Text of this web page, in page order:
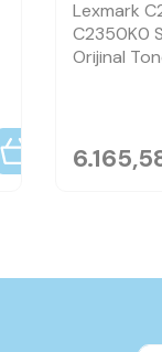
Lexmark
C2350K0
Orijinal